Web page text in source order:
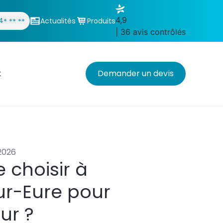
* ** ** Actualités Produits4,9
| 36 avis contrôlés
Demander un devis
choisir à
Eure pour
?